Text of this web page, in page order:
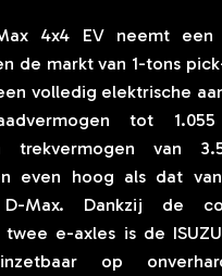
4x4 EV neemt een
de markt van 1-tons
volledig elektrische
tot
trekvermogen van
even hoog als dat
D-Max. Dankzij de
e-axles is de
op